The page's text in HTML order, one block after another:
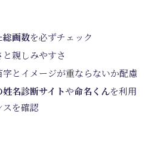
総画数を必ずチェック
親しみやすさ
とイメージが重ならないか配慮
名診断サイトや命名くんを利用
スを確認